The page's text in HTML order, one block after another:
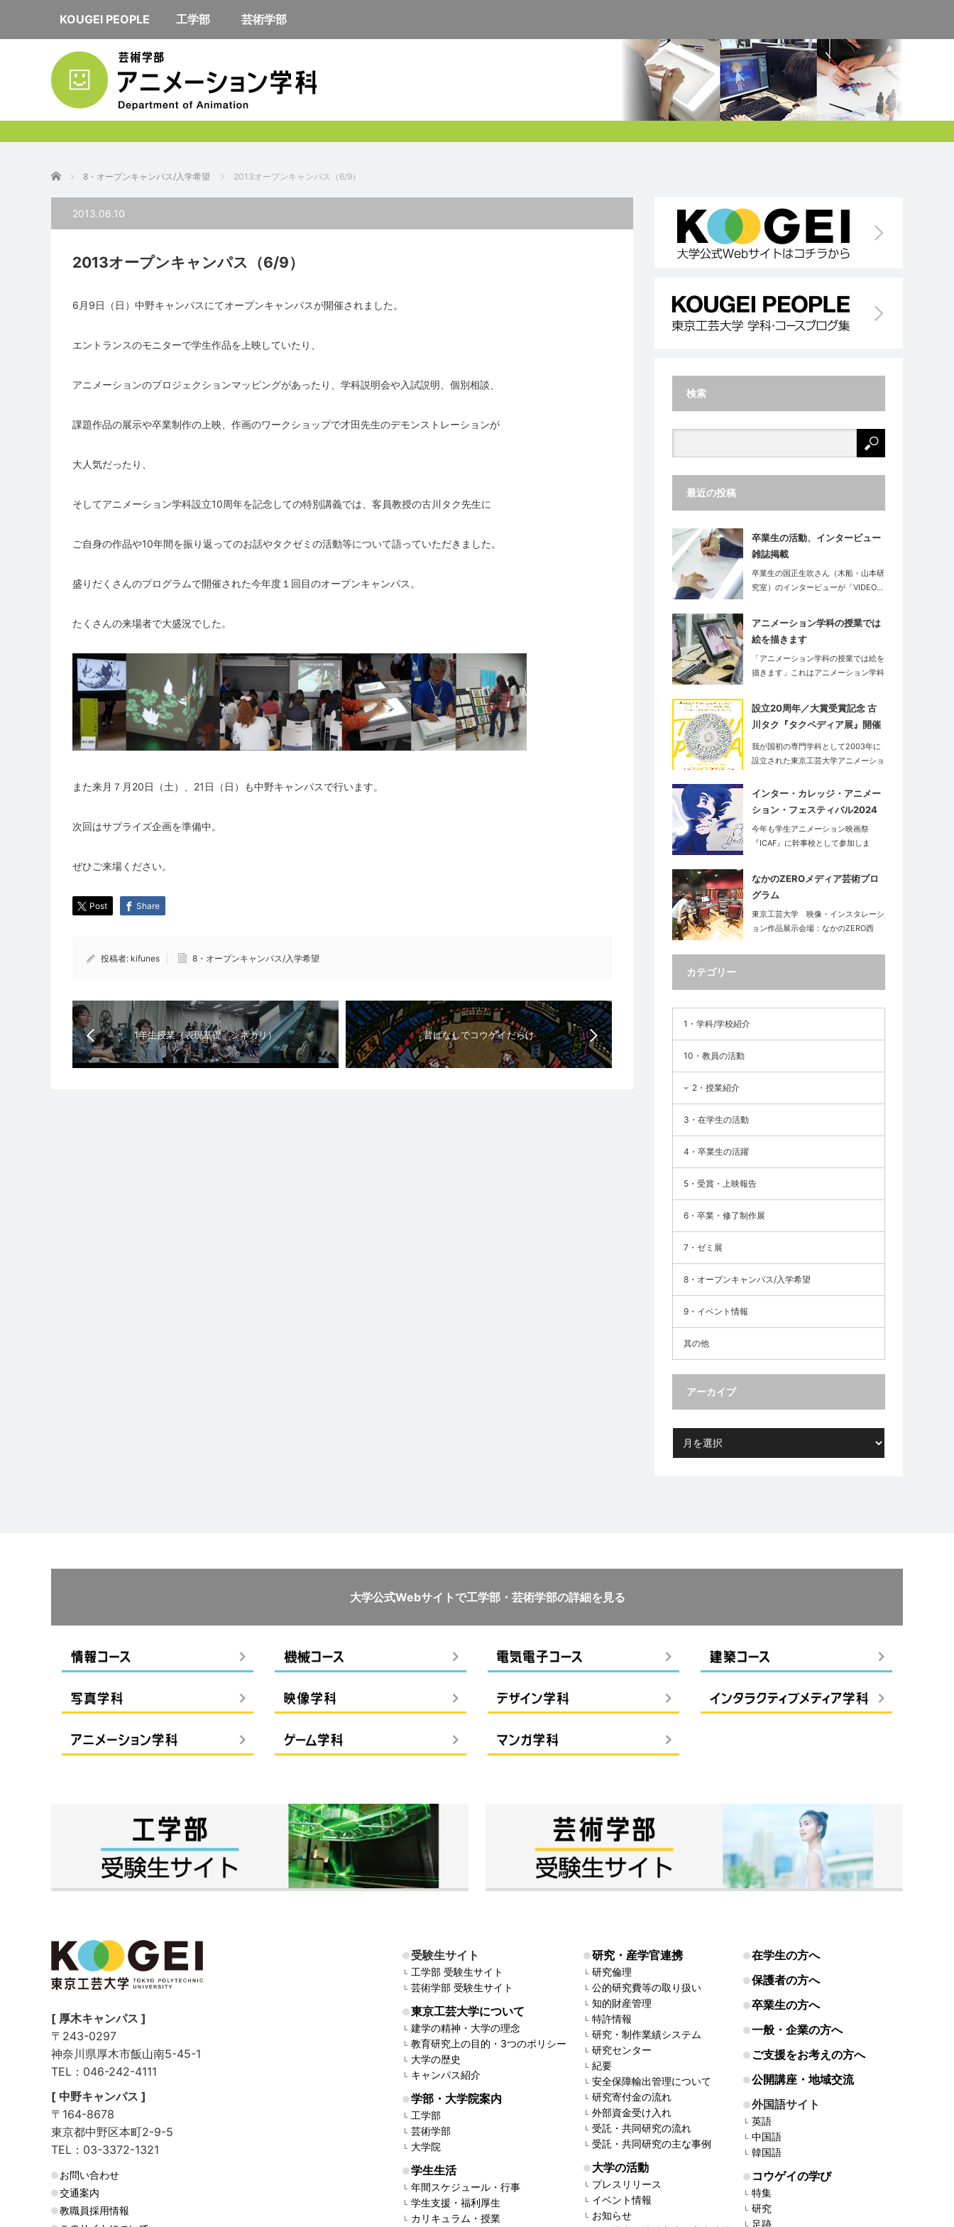
KOUGEI PEOPLE 工学部 芸術学部
ホーム 8・オープンキャンパス/入学希望 2013オープンキャンパス（6/9）
2013.06.10
2013オープンキャンパス（6/9）
6月9日（日）中野キャンパスにてオープンキャンパスが開催されました。
エントランスのモニターで学生作品を上映していたり、
アニメーションのプロジェクションマッピングがあったり、学科説明会や入試説明、個別相談、
課題作品の展示や卒業制作の上映、作画のワークショップで才田先生のデモンストレーションが
大人気だったり、
そしてアニメーション学科設立10周年を記念しての特別講義では、客員教授の古川タク先生に
ご自身の作品や10年間を振り返ってのお話やタクゼミの活動等について語っていただきました。
盛りだくさんのプログラムで開催された今年度１回目のオープンキャンパス。
たくさんの来場者で大盛況でした。
また来月７月20日（土）、21日（日）も中野キャンパスで行います。
次回はサプライズ企画を準備中。
ぜひご来場ください。
Post Share
投稿者: kifunes 8・オープンキャンパス/入学希望
1年生授業（表現基礎 シネカリ） 昔ばなしでコウゲイだらけ
検索
最近の投稿
卒業生の活動、インタービュー
雑誌掲載
卒業生の国正生吹さん（木船・山本研
究室）のインタービューが「VIDEO…
アニメーション学科の授業では
絵を描きます
「アニメーション学科の授業では絵を
描きます」これはアニメーション学科
設立20周年／大賞受賞記念 古
川タク『タクペディア展』開催
中
我が国初の専門学科として2003年に
設立された東京工芸大学アニメーショ
インター・カレッジ・アニメー
ション・フェスティバル2024
今年も学生アニメーション映画祭
『ICAF』に幹事校として参加しま
なかのZEROメディア芸術プロ
グラム
東京工芸大学 映像・インスタレーシ
ョン作品展示会場：なかのZERO西
カテゴリー
1・学科/学校紹介
10・教員の活動
2・授業紹介
3・在学生の活動
4・卒業生の活躍
5・受賞・上映報告
6・卒業・修了制作展
7・ゼミ展
8・オープンキャンパス/入学希望
9・イベント情報
其の他
アーカイブ
大学公式Webサイトで工学部・芸術学部の詳細を見る
[ 厚木キャンパス ]
〒243-0297
神奈川県厚木市飯山南5-45-1
TEL：046-242-4111
[ 中野キャンパス ]
〒164-8678
東京都中野区本町2-9-5
TEL：03-3372-1321
お問い合わせ
交通案内
教職員採用情報
受験生サイト
工学部 受験生サイト
芸術学部 受験生サイト
東京工芸大学について
建学の精神・大学の理念
教育研究上の目的・3つのポリシー
大学の歴史
キャンパス紹介
学部・大学院案内
工学部
芸術学部
大学院
学生生活
年間スケジュール・行事
学生支援・福利厚生
カリキュラム・授業
研究・産学官連携
研究倫理
公的研究費等の取り扱い
知的財産管理
特許情報
研究・制作業績システム
研究センター
紀要
安全保障輸出管理について
研究寄付金の流れ
外部資金受け入れ
受託・共同研究の流れ
受託・共同研究の主な事例
大学の活動
プレスリリース
イベント情報
お知らせ
在学生の方へ
保護者の方へ
卒業生の方へ
一般・企業の方へ
ご支援をお考えの方へ
公開講座・地域交流
外国語サイト
英語
中国語
韓国語
コウゲイの学び
特集
研究
足跡